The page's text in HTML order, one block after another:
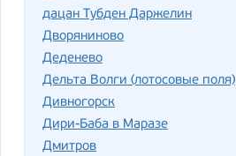
дацан Тубден Даржелин
Дворяниново
Деденево
Дельта Волги (лотосовые поля)
Дивногорск
Дири-Баба в Маразе
Дмитров